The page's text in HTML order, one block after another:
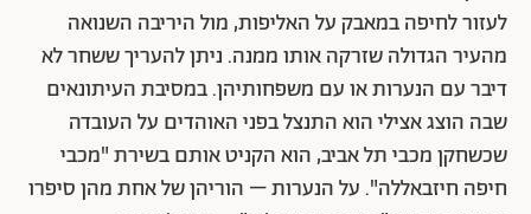
לעזור לחיפה במאבק על האליפות, מול היריבה השנואה
מהעיר הגדולה שזרקה אותו ממנה. ניתן להעריך ששחר לא
דיבר עם הנערות או עם משפחותיהן. במסיבת העיתונאים
שבה הוצג אצילי הוא התנצל בפני האוהדים על העובדה
שכשחקן מכבי תל אביב, הוא הקניט אותם בשירת "מכבי
חיפה חיזבאללה". על הנערות – הוריהן של אחת מהן סיפרו